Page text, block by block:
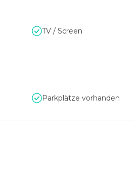
TV / Screen
Parkplätze vorhanden